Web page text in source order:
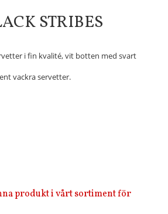
STRIBES
i fin kvalité, vit botten med svart
vackra servetter.
produkt i vårt sortiment för